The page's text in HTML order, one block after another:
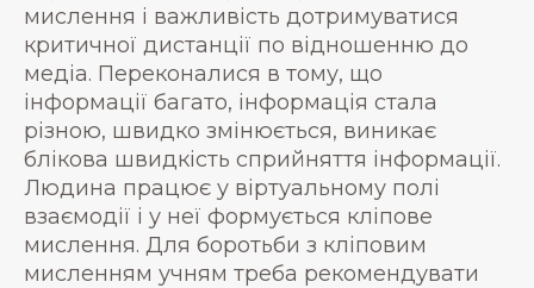
мислення і важливість дотримуватися
критичної дистанції по відношенню до
медіа. Переконалися в тому, що
інформації багато, інформація стала
різною, швидко змінюється, виникає
блікова швидкість сприйняття інформації.
Людина працює у віртуальному полі
взаємодії і у неї формується кліпове
мислення. Для боротьби з кліповим
мисленням учням треба рекомендувати